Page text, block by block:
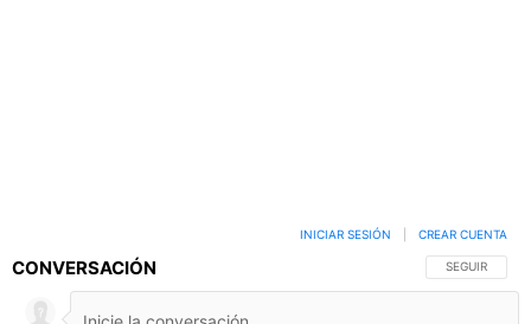
CONVERSACIÓN SIGA ESTA
SEGUIR
INICIAR SESIÓN CREAR CUENTA